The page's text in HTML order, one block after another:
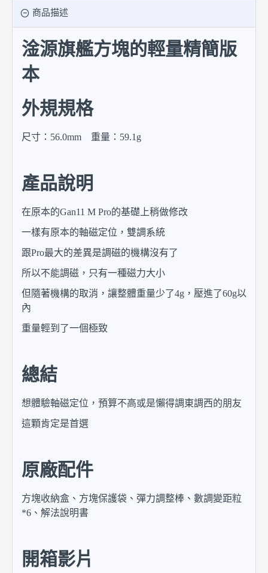
商品描述
淦源旗艦方塊的輕量精簡版
本
外規規格
尺寸：56.0mm 重量：59.1g
產品說明
在原本的Gan11 M Pro的基礎上稍做修改
一樣有原本的軸磁定位，雙調系統
跟Pro最大的差異是調磁的機構沒有了
所以不能調磁，只有一種磁力大小
但隨著機構的取消，讓整體重量少了4g，壓進了60g以
內
重量輕到了一個極致
總結
想體驗軸磁定位，預算不高或是懶得調東調西的朋友
這顆肯定是首選
原廠配件
方塊收納盒、方塊保護袋、彈力調整棒、數調變距粒
*6、解法說明書
開箱影片